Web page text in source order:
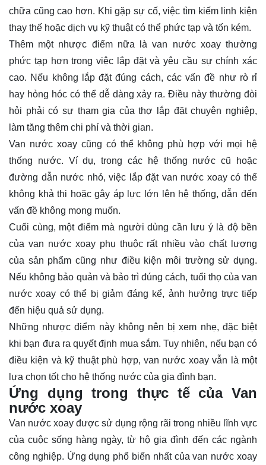
chữa cũng cao hơn. Khi gặp sự cố, việc tìm kiếm linh kiện
thay thế hoặc dịch vụ kỹ thuật có thể phức tạp và tốn kém.
Thêm một nhược điểm nữa là van nước xoay thường
phức tạp hơn trong việc lắp đặt và yêu cầu sự chính xác
cao. Nếu không lắp đặt đúng cách, các vấn đề như rò rỉ
hay hỏng hóc có thể dễ dàng xảy ra. Điều này thường đòi
hỏi phải có sự tham gia của thợ lắp đặt chuyên nghiệp,
làm tăng thêm chi phí và thời gian.
Van nước xoay cũng có thể không phù hợp với mọi hệ
thống nước. Ví dụ, trong các hệ thống nước cũ hoặc
đường dẫn nước nhỏ, việc lắp đặt van nước xoay có thể
không khả thi hoặc gây áp lực lớn lên hệ thống, dẫn đến
vấn đề không mong muốn.
Cuối cùng, một điểm mà người dùng cần lưu ý là độ bền
của van nước xoay phụ thuộc rất nhiều vào chất lượng
của sản phẩm cũng như điều kiện môi trường sử dụng.
Nếu không bảo quản và bảo trì đúng cách, tuổi thọ của van
nước xoay có thể bị giảm đáng kể, ảnh hưởng trực tiếp
đến hiệu quả sử dụng.
Những nhược điểm này không nên bị xem nhẹ, đặc biệt
khi bạn đưa ra quyết định mua sắm. Tuy nhiên, nếu bạn có
điều kiện và kỹ thuật phù hợp, van nước xoay vẫn là một
lựa chọn tốt cho hệ thống nước của gia đình bạn.
Ứng dụng trong thực tế của Van
nước xoay
Van nước xoay được sử dụng rộng rãi trong nhiều lĩnh vực
của cuộc sống hàng ngày, từ hộ gia đình đến các ngành
công nghiệp. Ứng dụng phổ biến nhất của van nước xoay